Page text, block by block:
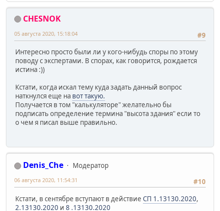
CHESNOK
#9
05 августа 2020, 15:18:04
Интересно просто были ли у кого-нибудь споры по этому
поводу с экспертами. В спорах, как говорится, рождается
истина :))
Кстати, когда искал тему куда задать данный вопрос
наткнулся еще на вот такую.
Получается в том "калькуляторе" желательно бы
подписать определение термина "высота здания" если то
о чем я писал выше правильно.
Denis_Che
Модератор
#10
06 августа 2020, 11:54:31
Кстати, в сентябре вступают в действие СП 1.13130.2020,
2.13130.2020 и 8 .13130.2020